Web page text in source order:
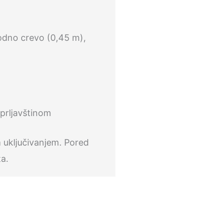
crevo (0,45 m),
Pored